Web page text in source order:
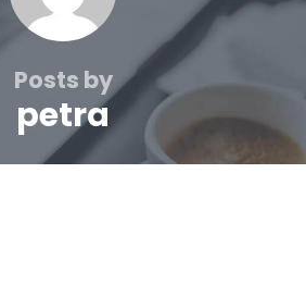
Posts by
petra